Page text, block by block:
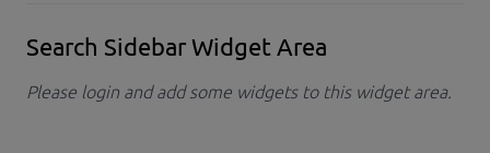
Search Sidebar Widget Area
Please login and add some widgets to this widget area.